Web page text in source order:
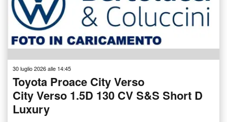
30 luglio 2026 alle 14:45
Toyota Proace City Verso
City Verso 1.5D 130 CV S&S Short D
Luxury